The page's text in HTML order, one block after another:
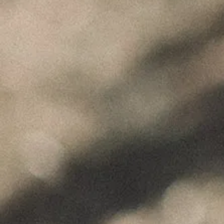
"Wine is not made for winemakers and
their friends alone, but I wish I will always
have plenty of them to share it with."
+351 912 844 136
Celeirós do Douro - Sabrosa
info@paulocoutinho.wine